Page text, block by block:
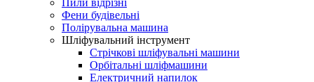
Фени будівельні
Полірувальна машина
Шліфувальний інструмент
Cтрічкові шліфувальні машини
Орбітальні шліфмашини
Електричний напилок